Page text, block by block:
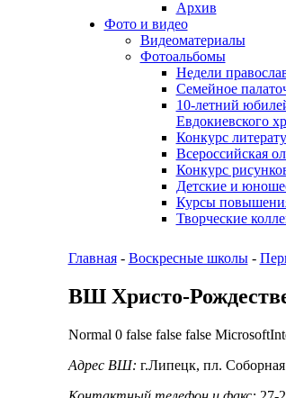
Архив
Фото и видео
Видеоматериалы
Фотоальбомы
Недели
Семейное
10-летний
Евдокиевского
Конкурс
Всероссийская
Конкурс
Детские и
Курсы
Творческие
Главная- Воскресные школы-
ВШ Христо-
Normal 0 false false false
Адрес ВШ: г.Липецк, пл.